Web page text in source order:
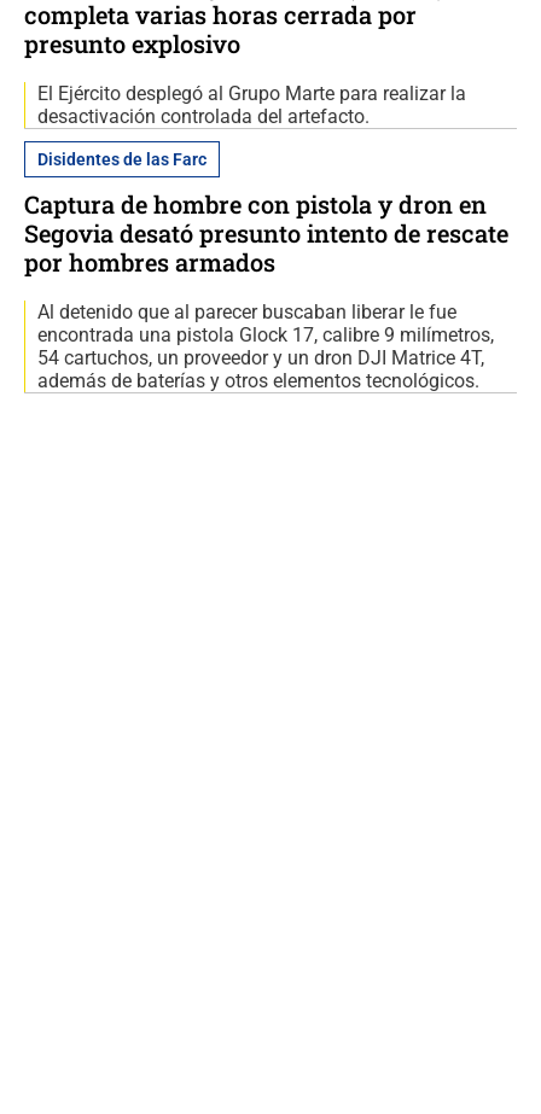
completa varias horas cerrada por
presunto explosivo
El Ejército desplegó al Grupo Marte para realizar la
desactivación controlada del artefacto.
Disidentes de las Farc
Captura de hombre con pistola y dron en
Segovia desató presunto intento de rescate
por hombres armados
Al detenido que al parecer buscaban liberar le fue
encontrada una pistola Glock 17, calibre 9 milímetros,
54 cartuchos, un proveedor y un dron DJI Matrice 4T,
además de baterías y otros elementos tecnológicos.